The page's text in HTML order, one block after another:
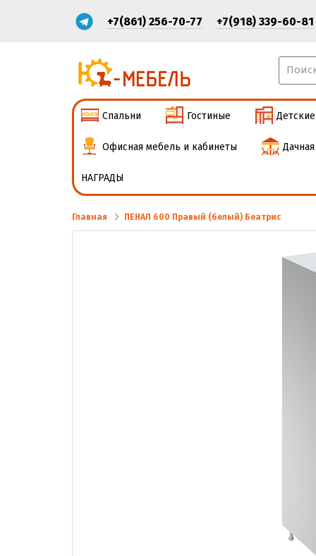
+7(861) 256-70-77 +7(918) 339-60-81
Спальни Гостиные Детские
Офисная мебель и кабинеты
НАГРАДЫ
Главная ПЕНАЛ 600 Правый (белый) Беатрис